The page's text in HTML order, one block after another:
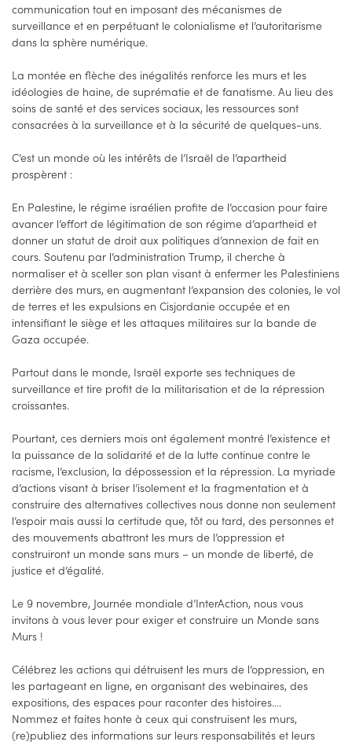
communication tout en imposant des mécanismes de
surveillance et en perpétuant le colonialisme et l’autoritarisme
dans la sphère numérique.
La montée en flèche des inégalités renforce les murs et les
idéologies de haine, de suprématie et de fanatisme. Au lieu des
soins de santé et des services sociaux, les ressources sont
consacrées à la surveillance et à la sécurité de quelques-uns.
C’est un monde où les intérêts de l’Israël de l’apartheid
prospèrent :
En Palestine, le régime israélien profite de l’occasion pour faire
avancer l’effort de légitimation de son régime d’apartheid et
donner un statut de droit aux politiques d’annexion de fait en
cours. Soutenu par l’administration Trump, il cherche à
normaliser et à sceller son plan visant à enfermer les Palestiniens
derrière des murs, en augmentant l’expansion des colonies, le vol
de terres et les expulsions en Cisjordanie occupée et en
intensifiant le siège et les attaques militaires sur la bande de
Gaza occupée.
Partout dans le monde, Israël exporte ses techniques de
surveillance et tire profit de la militarisation et de la répression
croissantes.
Pourtant, ces derniers mois ont également montré l’existence et
la puissance de la solidarité et de la lutte continue contre le
racisme, l’exclusion, la dépossession et la répression. La myriade
d’actions visant à briser l’isolement et la fragmentation et à
construire des alternatives collectives nous donne non seulement
l’espoir mais aussi la certitude que, tôt ou tard, des personnes et
des mouvements abattront les murs de l’oppression et
construiront un monde sans murs – un monde de liberté, de
justice et d’égalité.
Le 9 novembre, Journée mondiale d’InterAction, nous vous
invitons à vous lever pour exiger et construire un Monde sans
Murs !
Célébrez les actions qui détruisent les murs de l’oppression, en
les partageant en ligne, en organisant des webinaires, des
expositions, des espaces pour raconter des histoires….
Nommez et faites honte à ceux qui construisent les murs,
(re)publiez des informations sur leurs responsabilités et leurs